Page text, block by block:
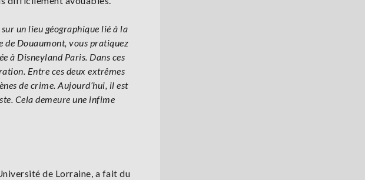
un lieu géographique lié à la
de Douaumont, vous pratiquez
à Disneyland Paris. Dans ces
Entre ces deux extrêmes
de crime. Aujourd’hui, il est
Cela demeure une infime
de Lorraine, a fait du